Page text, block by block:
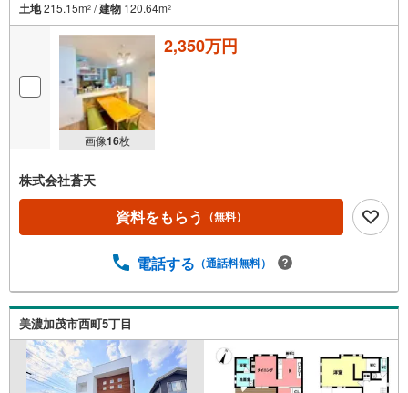
土地215.15m2 /建物 120.64m2
画像16枚
2,350万円
株式会社蒼天
資料をもらう （無料）
電話する （通話料無料）
美濃加茂市西町5丁目